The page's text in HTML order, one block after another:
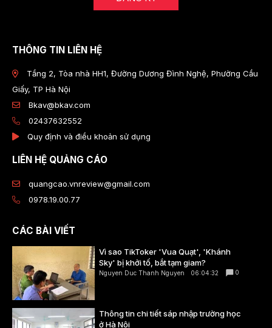
THÔNG TIN LIÊN HỆ
Tầng 2, Tòa nhà HH1, Đường Dương Đình Nghệ, Phường Cầu
Giấy, TP Hà Nội
Bkav@bkav.com
02437632552
Quy định và điều khoản sử dụng
LIÊN HỆ QUẢNG CÁO
quangcao.vnreview@gmail.com
0978.19.00.77
CÁC BÀI VIẾT
Vì sao TikToker 'Vua Quạt', 'Khánh
Sky' bị khởi tố, bắt tạm giam?
Nguyen Duc Thanh Nguyen 06:04:32 0
Thông tin chi tiết sáp nhập trường học
ở Hà Nội